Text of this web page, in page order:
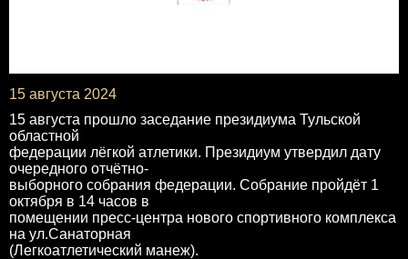
15 августа 2024
15 августа прошло заседание президиума Тульской
областной
федерации лёгкой атлетики. Президиум утвердил дату
очередного отчётно-
выборного собрания федерации. Собрание пройдёт 1
октября в 14 часов в
помещении пресс-центра нового спортивного комплекса
на ул.Санаторная
(Легкоатлетический манеж).